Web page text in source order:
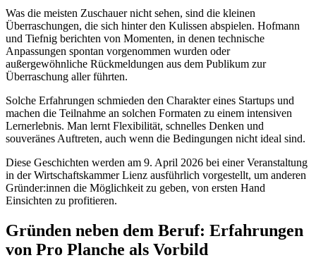
Was die meisten Zuschauer nicht sehen, sind die kleinen
Überraschungen, die sich hinter den Kulissen abspielen. Hofmann
und Tiefnig berichten von Momenten, in denen technische
Anpassungen spontan vorgenommen wurden oder
außergewöhnliche Rückmeldungen aus dem Publikum zur
Überraschung aller führten.
Solche Erfahrungen schmieden den Charakter eines Startups und
machen die Teilnahme an solchen Formaten zu einem intensiven
Lernerlebnis. Man lernt Flexibilität, schnelles Denken und
souveränes Auftreten, auch wenn die Bedingungen nicht ideal sind.
Diese Geschichten werden am 9. April 2026 bei einer Veranstaltung
in der Wirtschaftskammer Lienz ausführlich vorgestellt, um anderen
Gründer:innen die Möglichkeit zu geben, von ersten Hand
Einsichten zu profitieren.
Gründen neben dem Beruf: Erfahrungen
von Pro Planche als Vorbild